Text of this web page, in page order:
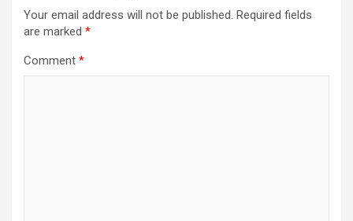
Your email address will not be published. Required fields
are marked *
Comment *